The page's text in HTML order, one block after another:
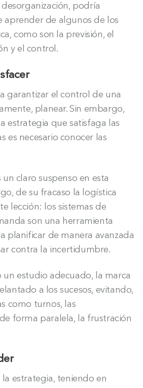
podría
aprender de algunos de los
como son la previsión, el
y el control.
garantizar el control de una
planear. Sin embargo,
estrategia que satisfaga las
es necesario conocer las
un claro suspenso en esta
de su fracaso la logística
lección: los sistemas de
son una herramienta
planificar de manera avanzada
contra la incertidumbre.
un estudio adecuado, la marca
a los sucesos, evitando,
como turnos, las
forma paralela, la frustración
estrategia, teniendo en